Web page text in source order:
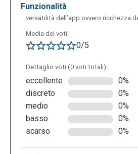
L’editor consente di aggiungere
pagina, annotazioni, campi
permette all’utente di inviare il
utenti per una loro compilazione.
funzionalità
versatilità dell’app ovvero ricchezza
Media dei voti:
0/5
Dettaglio voti (0 voti totali):
eccellente
0%
discreto
0%
medio
0%
basso
0%
scarso
0%